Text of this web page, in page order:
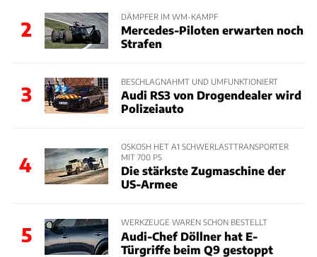
2
DÄMPFER IM WM-KAMPF
Mercedes-Piloten erwarten noch
Strafen
3
BESCHLAGNAHMT UND UMFUNKTIONIERT
Audi RS3 von Drogendealer wird
Polizeiauto
4
OSKOSH HET A1 SCHWERLASTTRANSPORTER
MIT 700 PS
Die stärkste Zugmaschine der
US-Armee
5
WERKZEUGE WAREN SCHON BESTELLT
Audi-Chef Döllner hat E-
Türgriffe beim Q9 gestoppt